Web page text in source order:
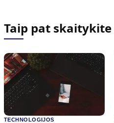
Taip pat skaitykite
TECHNOLOGIJOS